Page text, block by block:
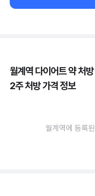
월계역 다이어트 약 처
2주 처방 가격 정보
월계역에 등록